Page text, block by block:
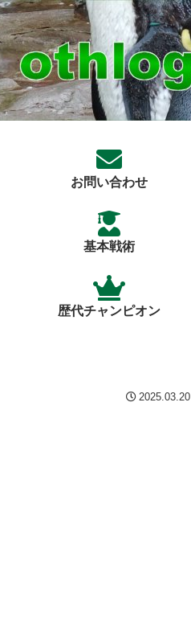
お問い合わせ
基本戦術
歴代チャンピオン
2025.03.20